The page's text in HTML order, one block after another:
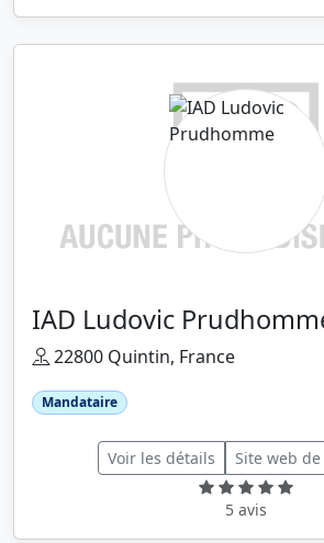
IAD Ludovic
22800 Quintin, France
Mandataire
Voir les détails Site web
5 avis